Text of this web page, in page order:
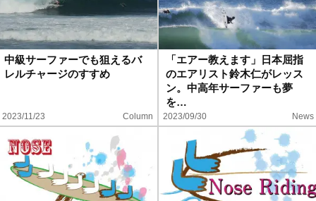
中級サーファーでも狙えるバ
レルチャージのすすめ
2023/11/23 Column
「エアー教えます」日本屈指
のエアリスト鈴木仁がレッス
ン。中高年サーファーも夢
を…
2023/09/30 News
試合
ハウツー
ホリデースタイル
ウェストジャパン
イベント・リリース